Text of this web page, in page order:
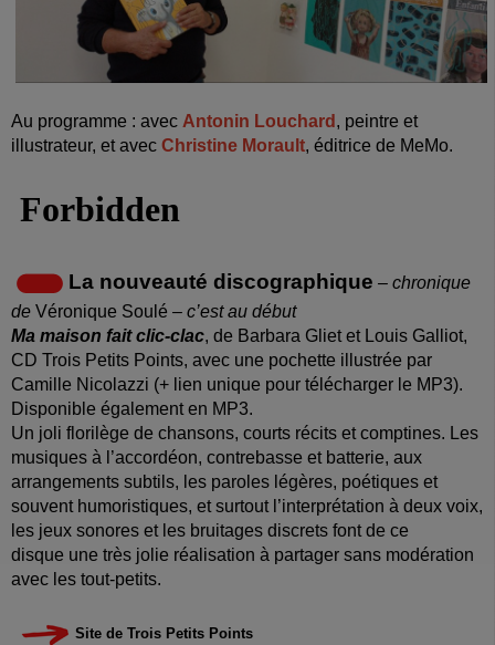
Au programme : avec Antonin Louchard , peintre et
illustrateur, et avec Christine Morault, éditrice de MeMo.
La nouveauté discographique – chronique
de Véronique Soulé – c’est au début
Ma maison fait clic-clac, de Barbara Gliet et Louis Galliot,
CD Trois Petits Points, avec une pochette illustrée par
Camille Nicolazzi (+ lien unique pour télécharger le MP3).
Disponible également en MP3.
Un joli florilège de chansons, courts récits et comptines. Les
musiques à l’accordéon, contrebasse et batterie, aux
arrangements subtils, les paroles légères, poétiques et
souvent humoristiques, et surtout l’interprétation à deux voix,
les jeux sonores et les bruitages discrets font de ce
disque une très jolie réalisation à partager sans modération
avec les tout-petits.
Site de Trois Petits Points